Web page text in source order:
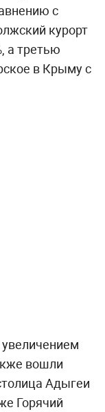
с
курорт
а третью
в Крыму с
вошли
Адыгеи
Горячий